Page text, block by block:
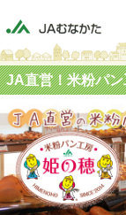
JA直営！米粉パン